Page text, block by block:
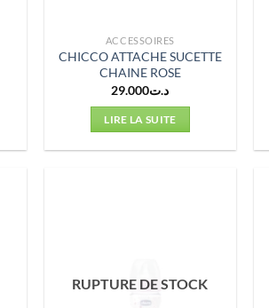
ACCESSOIRES
CHICCO ATTACHE SUCETTE
CHAINE ROSE
د.ت29.000
LIRE LA SUITE
RUPTURE DE STOCK